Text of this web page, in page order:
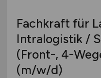
Fachkraft für
Intralogistik /
(Front-, 4-
(m/w/d)